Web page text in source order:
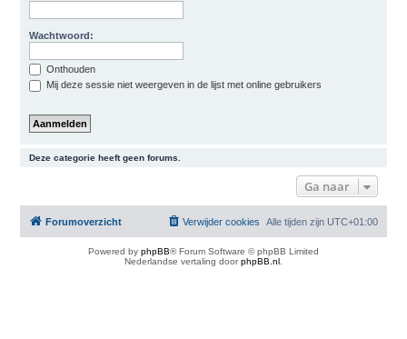
Wachtwoord:
Onthouden
Mij deze sessie niet weergeven in de lijst met online gebruikers
Deze categorie heeft geen forums.
Ga naar
Forumoverzicht Alle tijden zijn UTC+01:00
Verwijder cookies
Powered by phpBB® Forum Software © phpBB Limited
Nederlandse vertaling doorphpBB.nl